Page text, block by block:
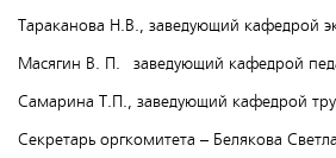
Тараканова Н.В., заведующий кафедрой
Масягин В. П. заведующий кафедрой
Самарина Т.П., заведующий кафедрой
Секретарь оргкомитета – Белякова